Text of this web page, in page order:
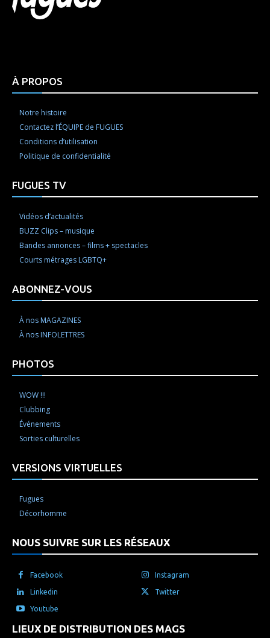
À PROPOS
Notre histoire
Contactez l’ÉQUIPE de FUGUES
Conditions d’utilisation
Politique de confidentialité
FUGUES TV
Vidéos d’actualités
BUZZ Clips – musique
Bandes annonces – films + spectacles
Courts métrages LGBTQ+
ABONNEZ-VOUS
À nos MAGAZINES
À nos INFOLETTRES
PHOTOS
WOW !!!
Clubbing
Événements
Sorties culturelles
VERSIONS VIRTUELLES
Fugues
Décorhomme
NOUS SUIVRE SUR LES RÉSEAUX
Facebook Instagram
Linkedin Twitter
Youtube
LIEUX DE DISTRIBUTION DES MAGS